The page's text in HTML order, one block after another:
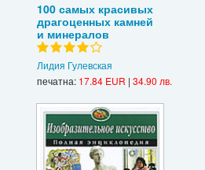
100 самых красивых
драгоценных камней
и минералов
Лидия Гулевская
печатна: 17.84 EUR | 34.90 лв.